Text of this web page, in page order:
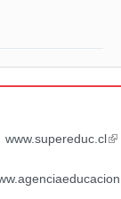
www.supereduc.cl